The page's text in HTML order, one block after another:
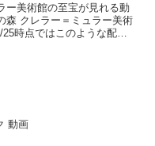
ー美術館の至宝が見れる動
森 クレラー＝ミュラー美術
時点ではこのような配信
動画